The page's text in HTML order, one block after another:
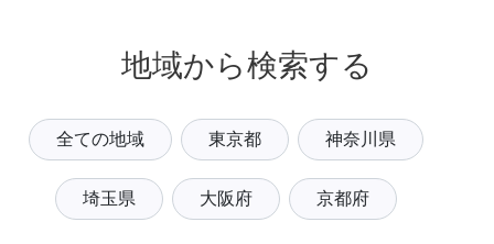
地域から検索する
全ての地域 東京都 神奈川県
埼玉県 大阪府 京都府